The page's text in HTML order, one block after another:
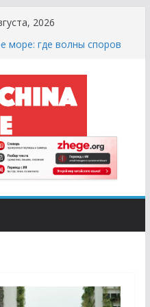
2026
море: где волны споров
Как Найти Настоящий
«Пластиковый»
Хлебом: Путеводитель
Пекарням в
Почему в Китае не
и Кефир (и Где
и Продукты-Табу: